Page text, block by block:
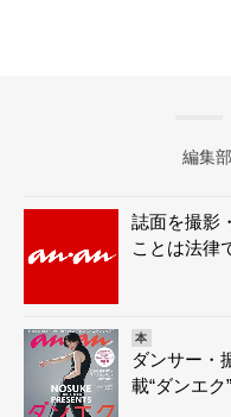
編集
誌面を撮影
ことは法律
本
ダンサー・
載“ダンエク